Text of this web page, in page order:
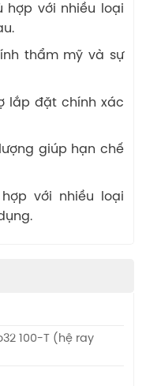
hợp với nhiều loại
thẩm mỹ và sự
lắp đặt chính xác
giúp hạn chế
với nhiều loại
100-T (hệ ray